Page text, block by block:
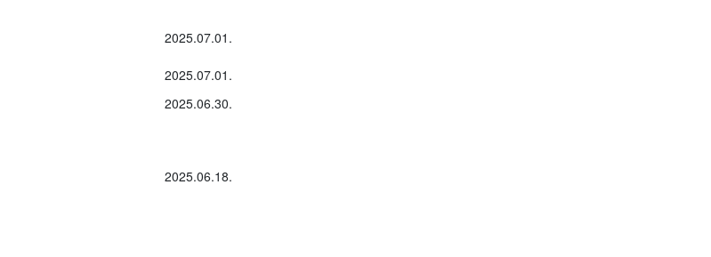
2025.07.01.
2025.07.01.
2025.06.30.
2025.06.18.